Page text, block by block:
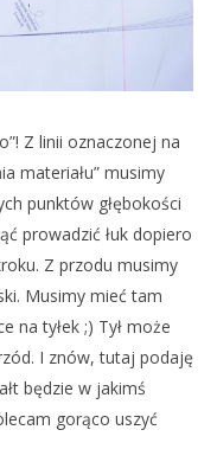
Z linii oznaczonej na
materiału” musimy
punktów głębokości
prowadzić łuk dopiero
Z przodu musimy
Musimy mieć tam
na tyłek ;) Tył może
I znów, tutaj podaję
będzie w jakimś
gorąco uszyć